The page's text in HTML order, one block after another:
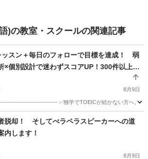
)の教室・スクールの関連記事
ッスン＋毎日のフォローで目標を達成！ 弱
×個別設計で迷わずスコアUP！300件以上の
8月9日
✅独学でTOEICが続かない方へ。3ヶ
テスト 弱点
脱却！ そしてぺラペラスピーカーへの道
内します！
8月9日